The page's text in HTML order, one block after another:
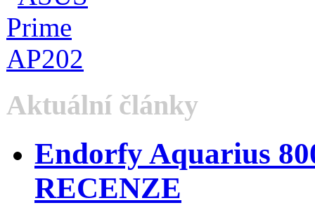
Aktuální články
Endorfy Aquarius
RECENZE